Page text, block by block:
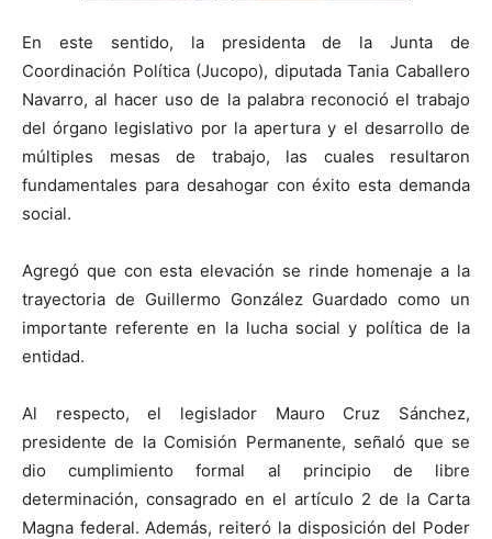
​En este sentido, la presidenta de la Junta de
Coordinación Política (Jucopo), diputada Tania Caballero
Navarro, al hacer uso de la palabra reconoció el trabajo
del órgano legislativo por la apertura y el desarrollo de
múltiples mesas de trabajo, las cuales resultaron
fundamentales para desahogar con éxito esta demanda
social.
​Agregó que con esta elevación se rinde homenaje a la
trayectoria de Guillermo González Guardado como un
importante referente en la lucha social y política de la
entidad.
​Al respecto, el legislador Mauro Cruz Sánchez,
presidente de la Comisión Permanente, señaló que se
dio cumplimiento formal al principio de libre
determinación, consagrado en el artículo 2 de la Carta
Magna federal. Además, reiteró la disposición del Poder